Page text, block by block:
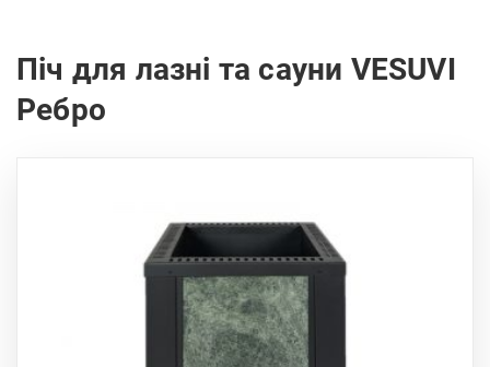
Піч для лазні та сауни VESUVI
Ребро